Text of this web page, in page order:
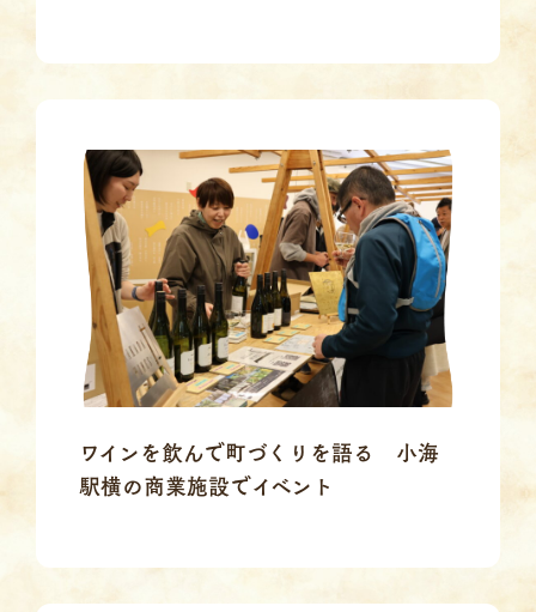
ワインを飲んで町づくりを語る 小海
駅横の商業施設でイベント